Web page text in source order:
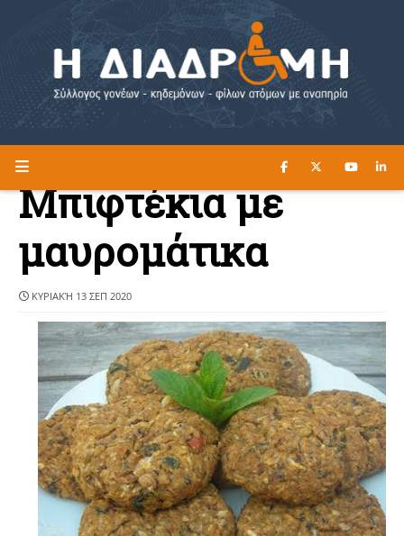
Η ΔΙΑΔΡΟΜΗ ΔΙΑΒΑΣΤΕ ΕΔΩ ►
Μπιφτέκια με
μαυρομάτικα
ΚΥΡΙΑΚΉ 13 ΣΕΠ 2020